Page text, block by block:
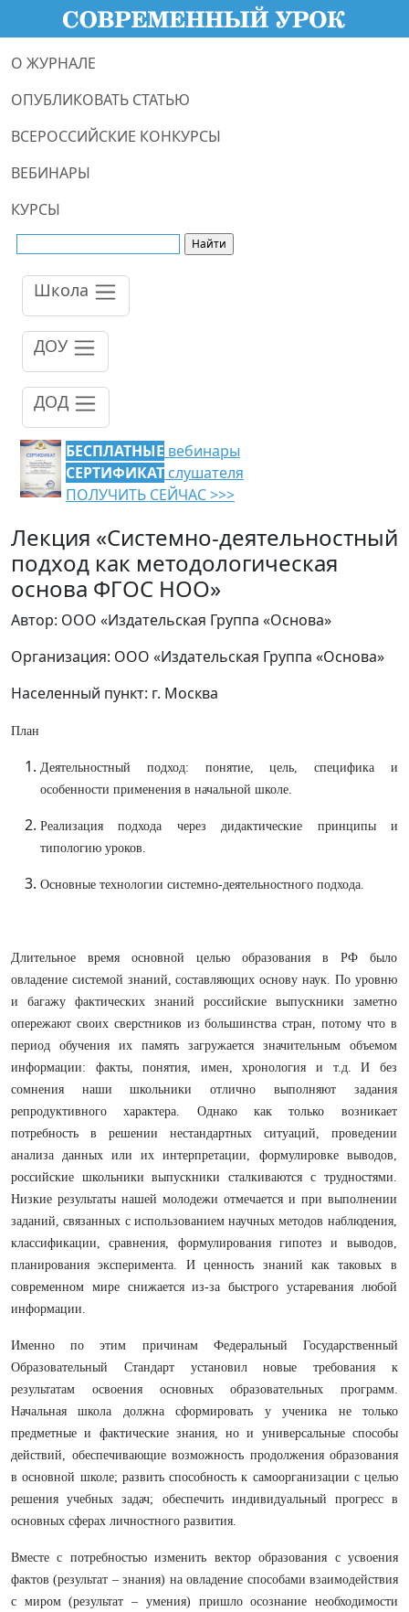
О ЖУРНАЛЕ
ОПУБЛИКОВАТЬ СТАТЬЮ
ВСЕРОССИЙСКИЕ КОНКУРСЫ
ВЕБИНАРЫ
КУРСЫ
Школа
ДОУ
ДОД
БЕСПЛАТНЫЕ вебинары
СЕРТИФИКАТ слушателя
ПОЛУЧИТЬ СЕЙЧАС >>>
Лекция «Системно-деятельностный
подход как методологическая
основа ФГОС НОО»
Автор: ООО «Издательская Группа «Основа»
Организация: ООО «Издательская Группа «Основа»
Населенный пункт: г. Москва
План
Деятельностный подход: понятие, цель, специфика и
особенности применения в начальной школе.
Реализация подхода через дидактические принципы и
типологию уроков.
Основные технологии системно-деятельностного подхода.
Длительное время основной целью образования в РФ было
овладение системой знаний, составляющих основу наук. По уровню
и багажу фактических знаний российские выпускники заметно
опережают своих сверстников из большинства стран, потому что в
период обучения их память загружается значительным объемом
информации: факты, понятия, имен, хронология и т.д. И без
сомнения наши школьники отлично выполняют задания
репродуктивного характера. Однако как только возникает
потребность в решении нестандартных ситуаций, проведении
анализа данных или их интерпретации, формулировке выводов,
российские школьники выпускники сталкиваются с трудностями.
Низкие результаты нашей молодежи отмечается и при выполнении
заданий, связанных с использованием научных методов наблюдения,
классификации, сравнения, формулирования гипотез и выводов,
планирования эксперимента. И ценность знаний как таковых в
современном мире снижается из-за быстрого устаревания любой
информации.
Именно по этим причинам Федеральный Государственный
Образовательный Стандарт установил новые требования к
результатам освоения основных образовательных программ.
Начальная школа должна сформировать у ученика не только
предметные и фактические знания, но и универсальные способы
действий, обеспечивающие возможность продолжения образования
в основной школе; развить способность к самоорганизации с целью
решения учебных задач; обеспечить индивидуальный прогресс в
основных сферах личностного развития.
Вместе с потребностью изменить вектор образования с усвоения
фактов (результат – знания) на овладение способами взаимодействия
с миром (результат – умения) пришло осознание необходимости